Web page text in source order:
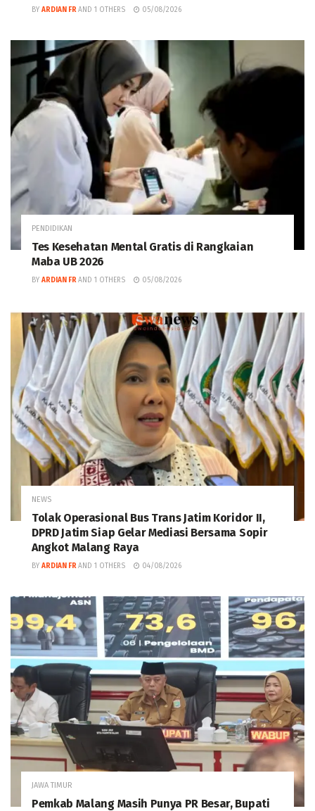
BY ARDIAN FR AND 1 OTHERS 05/08/2026
PENDIDIKAN
Tes Kesehatan Mental Gratis di Rangkaian
Maba UB 2026
BY ARDIAN FR AND 1 OTHERS 05/08/2026
NEWS
Tolak Operasional Bus Trans Jatim Koridor II,
DPRD Jatim Siap Gelar Mediasi Bersama Sopir
Angkot Malang Raya
BY ARDIAN FR AND 1 OTHERS 04/08/2026
JAWA TIMUR
Pemkab Malang Masih Punya PR Besar, Bupati